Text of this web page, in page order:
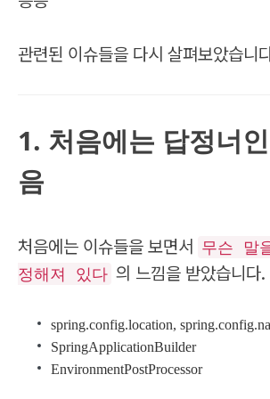
관련된 이슈들을 다시 살펴보았습니
1. 처음에는 답정너
음
처음에는 이슈들을 보면서
무슨 말
정해져 있다 의 느낌을 받았습니다.
spring.config.location,
SpringApplicationBuilder
EnvironmentPostProcessor